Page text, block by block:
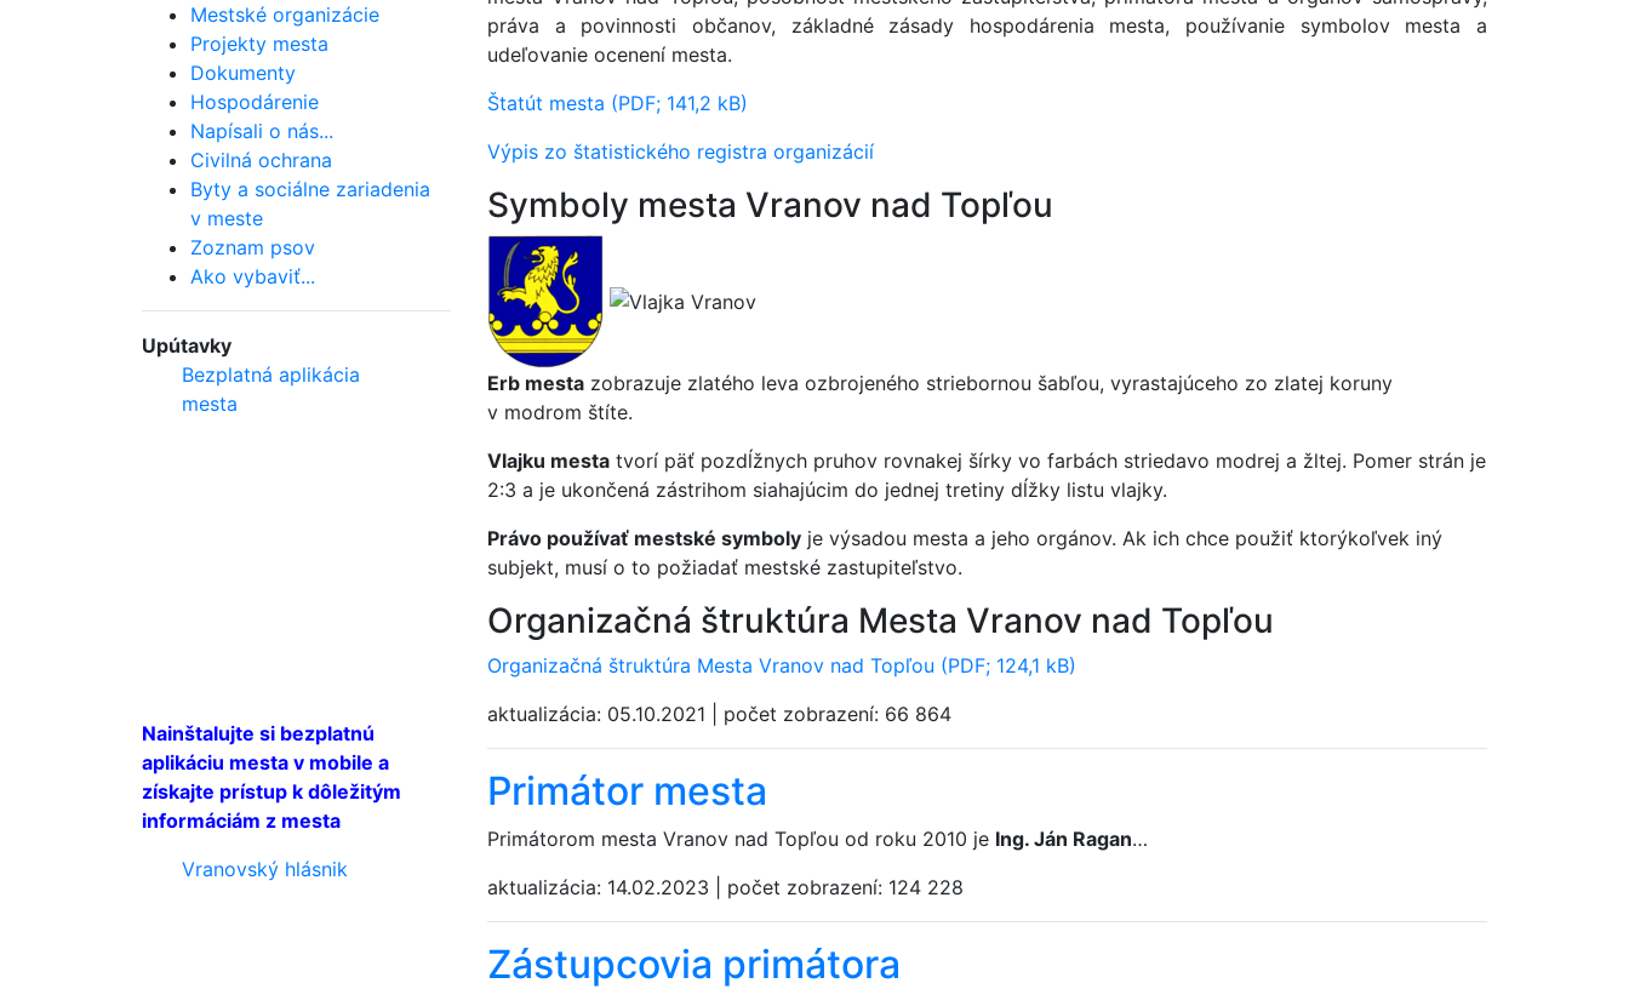
Mestské organizácie
Projekty mesta
Dokumenty
Hospodárenie
Napísali o nás...
Civilná ochrana
Byty a sociálne zariadenia
v meste
Zoznam psov
Ako vybaviť...
Upútavky
Bezplatná aplikácia
mesta
Nainštalujte si bezplatnú
aplikáciu mesta v mobile a
získajte prístup k dôležitým
informáciám z mesta
Vranovský hlásnik
práva a povinnosti občanov, základné zásady hospodárenia mesta, používanie symbolov mesta a
udeľovanie ocenení mesta.
Štatút mesta (PDF; 141,2 kB)
Výpis zo štatistického registra organizácií
Symboly mesta Vranov nad Topľou
Erb mesta zobrazuje zlatého leva ozbrojeného striebornou šabľou, vyrastajúceho zo zlatej koruny
v modrom štíte.
Vlajku mesta tvorí päť pozdĺžnych pruhov rovnakej šírky vo farbách striedavo modrej a žltej. Pomer strán je
2:3 a je ukončená zástrihom siahajúcim do jednej tretiny dĺžky listu vlajky.
Právo používať mestské symboly je výsadou mesta a jeho orgánov. Ak ich chce použiť ktorýkoľvek iný
subjekt, musí o to požiadať mestské zastupiteľstvo.
Organizačná štruktúra Mesta Vranov nad Topľou
Organizačná štruktúra Mesta Vranov nad Topľou (PDF; 124,1 kB)
aktualizácia: 05.10.2021 počet zobrazení: 66 864
Primátor mesta
Primátorom mesta Vranov nad Topľou od roku 2010 je Ing. Ján Ragan…
aktualizácia: 14.02.2023 počet zobrazení: 124 228
Zástupcovia primátora